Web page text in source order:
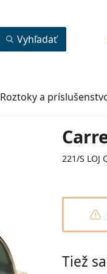
Vyhľadať
Roztoky a
221/S LOJ
Tiež